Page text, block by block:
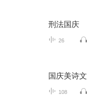
刑法国庆
26
国庆美诗文
108